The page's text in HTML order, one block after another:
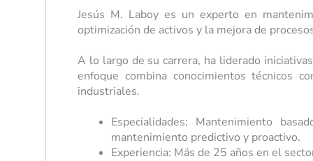
Jesús M. Laboy es un experto en
optimización de activos y la mejora de
A lo largo de su carrera, ha liderado
enfoque combina conocimientos técnicos
industriales.
Especialidades: Mantenimiento
mantenimiento predictivo y proactivo.
Experiencia: Más de 25 años en el